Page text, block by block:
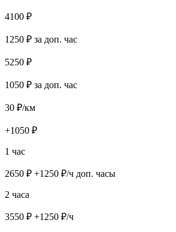
4100 ₽
1250 ₽ за доп. час
5250 ₽
1050 ₽ за доп. час
30 ₽/км
+1050 ₽
1 час
2650 ₽ +1250 ₽/ч доп. часы
2 часа
3550 ₽ +1250 ₽/ч